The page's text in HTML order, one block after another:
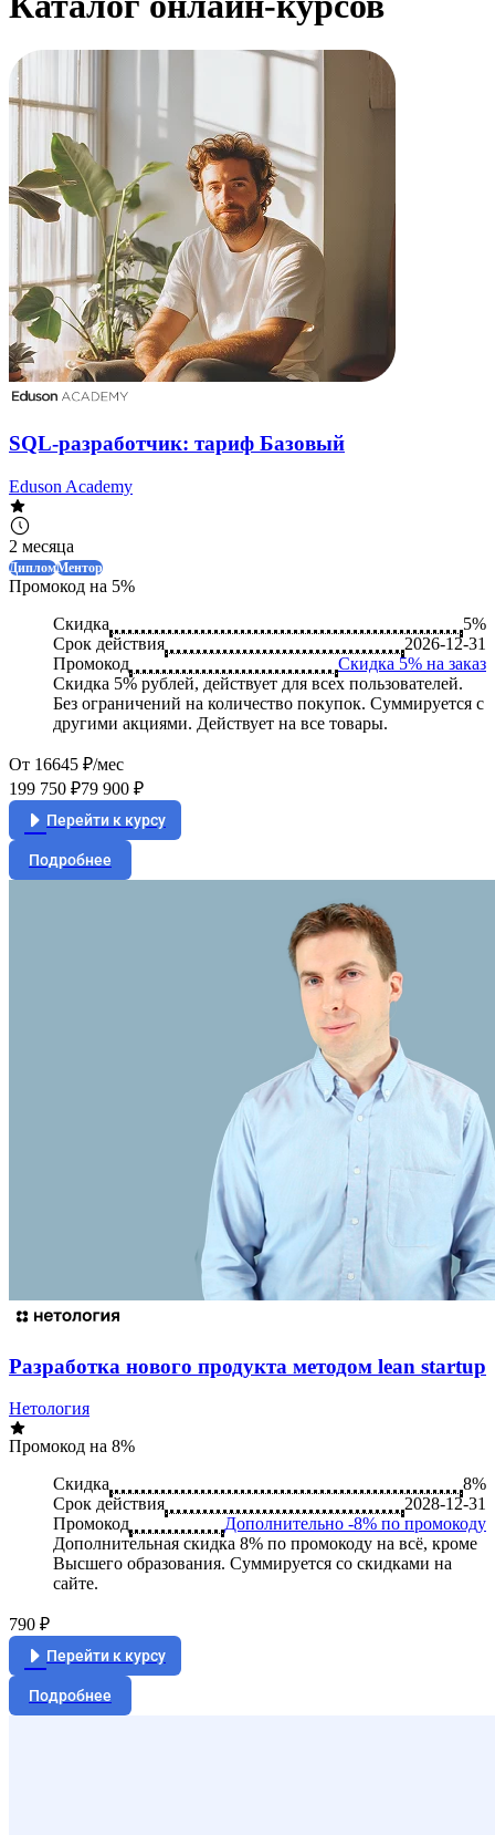
SQL-разработчик: тариф Базовый
Eduson Academy
2 месяца
ДипломМентор
Промокод на 5%
Скидка
5%
Срок действия
2026-12-31
Промокод
Скидка 5% на заказ
Скидка 5% рублей, действует для всех пользователей.
Без ограничений на количество покупок. Суммируется с
другими акциями. Действует на все товары.
От 16645 ₽/мес
199 750 ₽79 900 ₽
Перейти к курсу
Подробнее
Разработка нового продукта методом lean startup
Нетология
Промокод на 8%
Скидка
8%
Срок действия
2028-12-31
Промокод
Дополнительно -8% по промокоду
Дополнительная скидка 8% по промокоду на всё, кроме
Высшего образования. Суммируется со скидками на
сайте.
790 ₽
Перейти к курсу
Подробнее